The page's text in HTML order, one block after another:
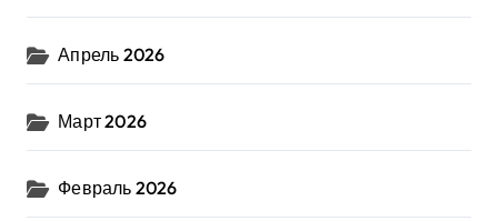
Апрель 2026
Март 2026
Февраль 2026